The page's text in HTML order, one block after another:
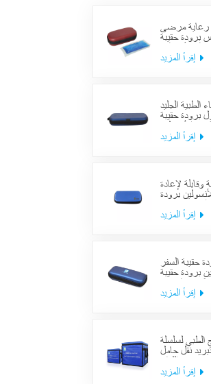
رعاية مرضى
برودة حقيبة
الأنسولين
لوازم حالة السفر
إقرأ المزيد
الطبية الجليد
برودة حقيبة
الأنسولين
لوازم السفر
إقرأ المزيد
وقابلة لإعادة
برودة
حقيبة تبريد
السفر الطبي
إقرأ المزيد
حقيبة السفر
برودة حقيبة
بارد مع
حزم هلام إقرأ المزيد
الطبي لسلسلة
نقل حامل
اللقاح
إقرأ المزيد